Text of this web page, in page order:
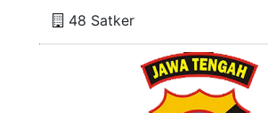
48 Satker